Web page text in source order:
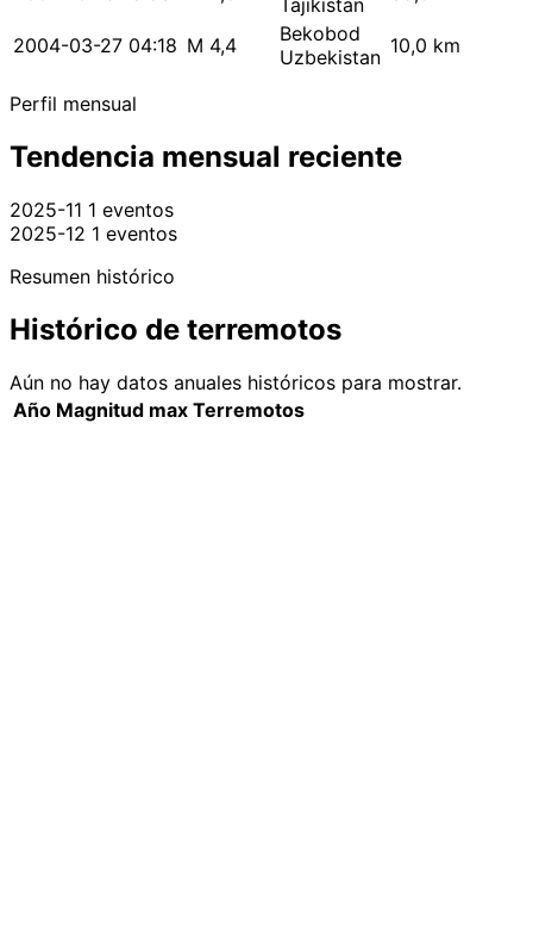
Tajikistan
2004-03-27 04:18 M 4,4
Bekobod
Uzbekistan 10,0 km
Perfil mensual
Tendencia mensual reciente
2025-11 1 eventos
2025-12 1 eventos
Resumen histórico
Histórico de terremotos
Aún no hay datos anuales históricos para mostrar.
Año Magnitud max Terremotos